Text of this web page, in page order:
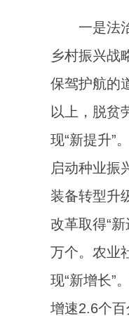
一是法
乡村振兴战
保驾护航的
以上，脱贫
现“新提升”
启动种业振
装备转型升
改革取得“
万个。农业
现“新增长”
增速2.6个百